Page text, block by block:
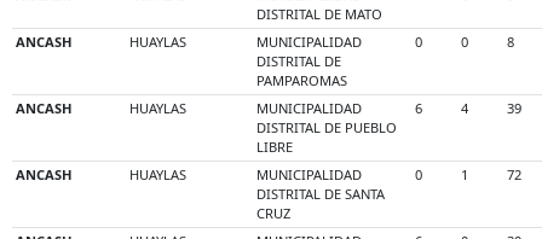
DISTRITAL DE MATO
ANCASH HUAYLAS
MUNICIPALIDAD
DISTRITAL DE
PAMPAROMAS
0 0 8
ANCASH HUAYLAS
MUNICIPALIDAD
DISTRITAL DE PUEBLO
LIBRE
6 4 39
ANCASH HUAYLAS
MUNICIPALIDAD
DISTRITAL DE SANTA
CRUZ
0 1 72